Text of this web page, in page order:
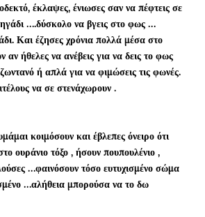
έκλαψες, ένιωσες σαν να πέφτεις σε
….δύσκολο να βγεις στο φως …
Και έζησες χρόνια πολλά μέσα στο
ήθελες να ανέβεις για να δεις το φως
ή απλά για να φιμώσεις τις φωνές.
να σε στενάχωρουν .
κοιμόσουν και έβλεπες όνειρο ότι
ουράνιο τόξο , ήσουν πουπουλένιο ,
…φαινόσουν τόσο ευτυχισμένο σώμα
…αλήθεια μπορούσα να το δω